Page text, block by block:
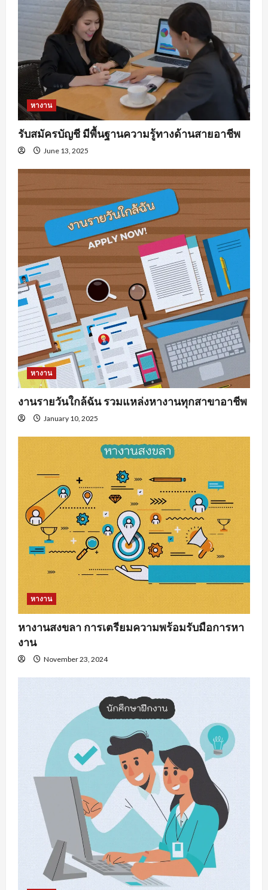
หางาน
รับสมัครบัญชี มีพื้นฐานความรู้ทางด้านสายอาชีพ
June 13, 2025
หางาน
งานรายวันใกล้ฉัน รวมแหล่งหางานทุกสาขาอาชีพ
January 10, 2025
หางาน
หางานสงขลา การเตรียมความพร้อมรับมือการหา
งาน
November 23, 2024